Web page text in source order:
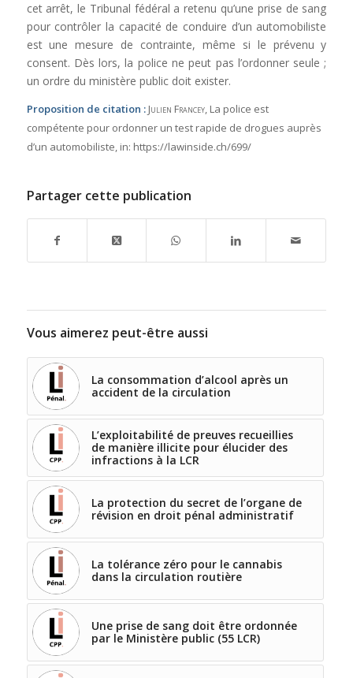
cet arrêt, le Tribunal fédéral a retenu qu’une prise de sang
pour contrôler la capacité de conduire d’un automobiliste
est une mesure de contrainte, même si le prévenu y
consent. Dès lors, la police ne peut pas l’ordonner seule ;
un ordre du ministère public doit exister.
Proposition de citation : Julien Francey, La police est
compétente pour ordonner un test rapide de drogues auprès
d’un automobiliste, in: https://lawinside.ch/699/
Partager cette publication
Vous aimerez peut-être aussi
La consommation d’alcool après un
accident de la circulation
L’exploitabilité de preuves recueillies
de manière illicite pour élucider des
infractions à la LCR
La protection du secret de l’organe de
révision en droit pénal administratif
La tolérance zéro pour le cannabis
dans la circulation routière
Une prise de sang doit être ordonnée
par le Ministère public (55 LCR)